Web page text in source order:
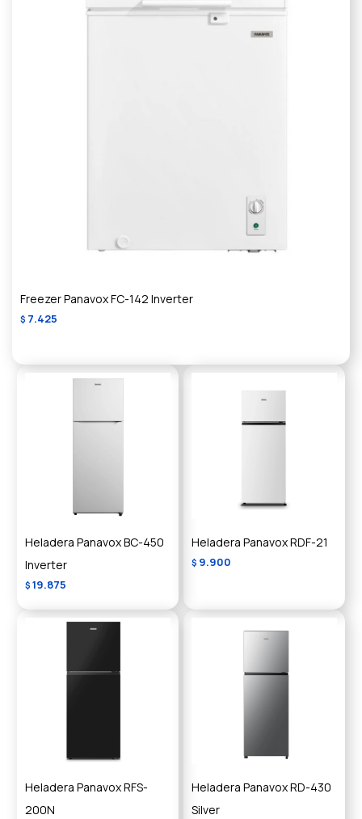
Freezer Panavox FC-142 Inverter
$ 7.425
Heladera Panavox BC-450
Inverter
$ 19.875
Heladera Panavox RDF-21
$ 9.900
Heladera Panavox RFS-
200N
Heladera Panavox RD-430
Silver